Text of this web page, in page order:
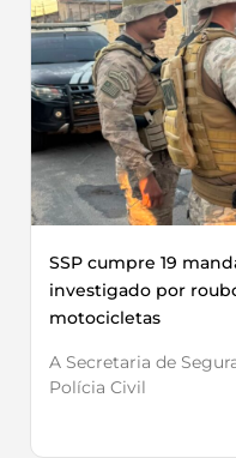
SSP cumpre 19
investigado por
motocicletas
A Secretaria de
Polícia Civil